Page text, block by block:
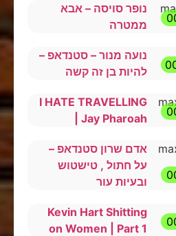
נופר סויסה – אבא
ממטרה
נועה מנור – סטנדאפ –
להיות בן זה קשה
I HATE TRAVELLING
| Jay Pharoah
אדם שרון סטנדאפ –
על חתול , טישטוש
ובעיות עור
Kevin Hart Shitting
on Women | Part 1